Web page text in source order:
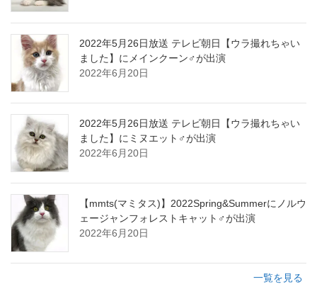
2022年5月26日放送 テレビ朝日【ウラ撮れちゃい
ました】にメインクーン♂が出演
2022年6月20日
2022年5月26日放送 テレビ朝日【ウラ撮れちゃい
ました】にミヌエット♂が出演
2022年6月20日
【mmts(マミタス)】2022Spring&Summerにノルウ
ェージャンフォレストキャット♂が出演
2022年6月20日
一覧を見る